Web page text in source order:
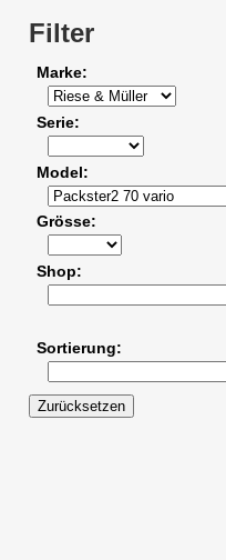
Filter
Marke
Serie
Model
Grösse
Shop
Sortierung